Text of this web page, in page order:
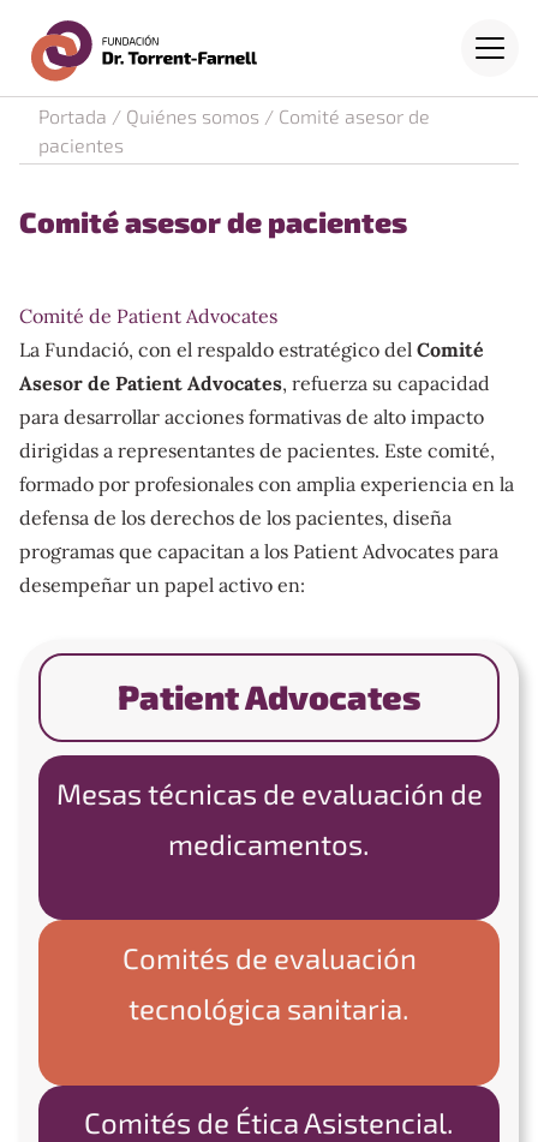
Saltar al contenido principal
Menú
Portada / Quiénes somos / Comité asesor de
pacientes
Comité asesor de pacientes
Comité de Patient Advocates
La Fundació, con el respaldo estratégico del Comité
Asesor de Patient Advocates, refuerza su capacidad
para desarrollar acciones formativas de alto impacto
dirigidas a representantes de pacientes. Este comité,
formado por profesionales con amplia experiencia en la
defensa de los derechos de los pacientes, diseña
programas que capacitan a los Patient Advocates para
desempeñar un papel activo en:
Patient Advocates
Mesas técnicas de evaluación de
medicamentos.
Comités de evaluación
tecnológica sanitaria.
Comités de Ética Asistencial.